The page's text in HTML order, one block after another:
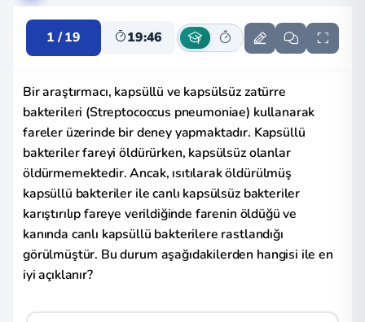
1 / 19 19:45
Bir araştırmacı, kapsüllü ve kapsülsüz zatürre
bakterileri (Streptococcus pneumoniae) kullanarak
fareler üzerinde bir deney yapmaktadır. Kapsüllü
bakteriler fareyi öldürürken, kapsülsüz olanlar
öldürmemektedir. Ancak, ısıtılarak öldürülmüş
kapsüllü bakteriler ile canlı kapsülsüz bakteriler
karıştırılıp fareye verildiğinde farenin öldüğü ve
kanında canlı kapsüllü bakterilere rastlandığı
görülmüştür. Bu durum aşağıdakilerden hangisi ile en
iyi açıklanır?